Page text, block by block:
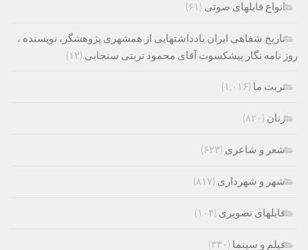
انواع فایلهای صوتی (۶۱)
تاریخ شفاهی ایران یادداشتهایی از همشهری پژوهشگر، نویسنده ،
روز نامه نگار پیشکسوت آقای محمود تربتی سنجابی (۱۲)
تربت ما (۱,۰۱۶)
زنان (۸۲۰)
شعر و شاعری (۶۲۳)
شهر و شهرداری (۸۱۷)
فایلهای تصویری (۱۰۴)
فیلم و سینما (۳۳۰)